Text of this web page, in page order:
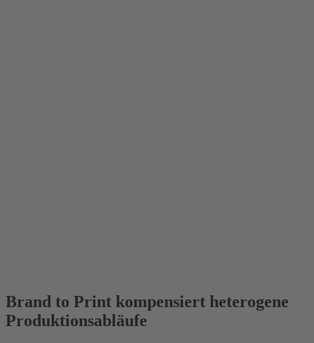
Brand to Print kompensiert heterogene
Produktionsabläufe